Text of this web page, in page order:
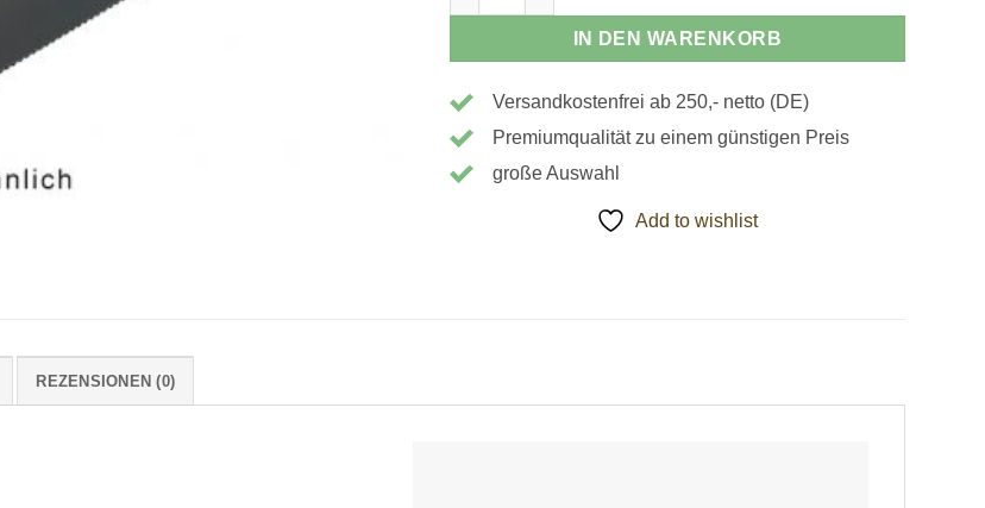
IN DEN WARENKORB
Versandkostenfrei ab 250,- netto (DE)
Premiumqualität zu einem günstigen Preis
große Auswahl
Add to wishlist
REZENSIONEN (0)